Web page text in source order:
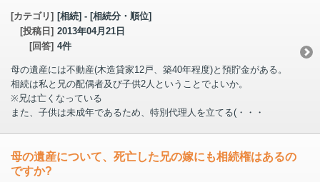
[カテゴリ] [相続] - [相続分・順位]
[投稿日] 2013年04月21日
[回答] 4件
母の遺産には不動産(木造貸家12戸、築40年程度)と預貯金がある。
相続は私と兄の配偶者及び子供2人ということでよいか。
※兄は亡くなっている
また、子供は未成年であるため、特別代理人を立てる(・・・
母の遺産について、死亡した兄の嫁にも相続権はあるの
ですか?